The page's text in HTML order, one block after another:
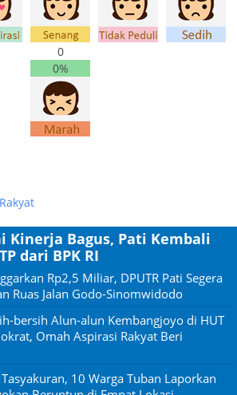
0
0%
Kinerja Bagus, Pati Kembali
dari BPK RI
Rp2,5 Miliar, DPUTR Pati Segera
Ruas Jalan Godo-Sinomwidodo
bersih Alun-alun Kembangjoyo di HUT
Omah Aspirasi Rakyat Beri
10 Warga Tuban Laporkan